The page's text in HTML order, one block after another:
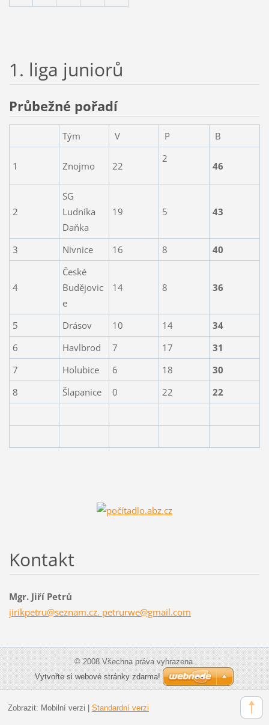
1. liga juniorů
Průbežné pořadí
Tým V P B
1 Znojmo 22
2
46
2
SG
Ludníka
Daňka
19 5 43
3 Nivnice 16 8 40
4
České
Budějovic
e
14 8 36
5 Drásov 10 14
34
6
Havlbrod 7 17
31
7
Holubice 6 18
30
8
Šlapanice 0 22 22
Kontakt
Mgr. Jiří Petrů
jirikpetru@seznam.cz. petrurwe@gmail.com
© 2008 Všechna práva vyhrazena.
Vytvořte si webové stránky zdarma!
Zobrazit: Mobilní verzi Standardní verzi